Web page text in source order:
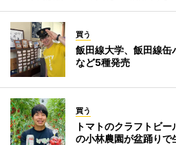
買う
飯田線大学、飯田線缶
など5種発売
買う
トマトのクラフトビ
の小林農園が盆踊りで